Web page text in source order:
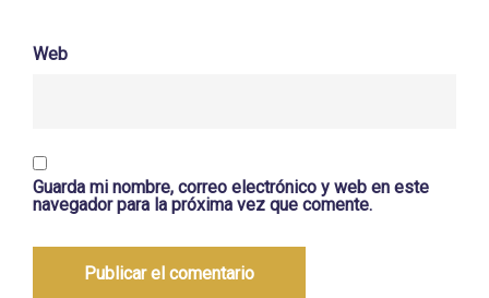
Web
Guarda mi nombre, correo electrónico y web en este
navegador para la próxima vez que comente.